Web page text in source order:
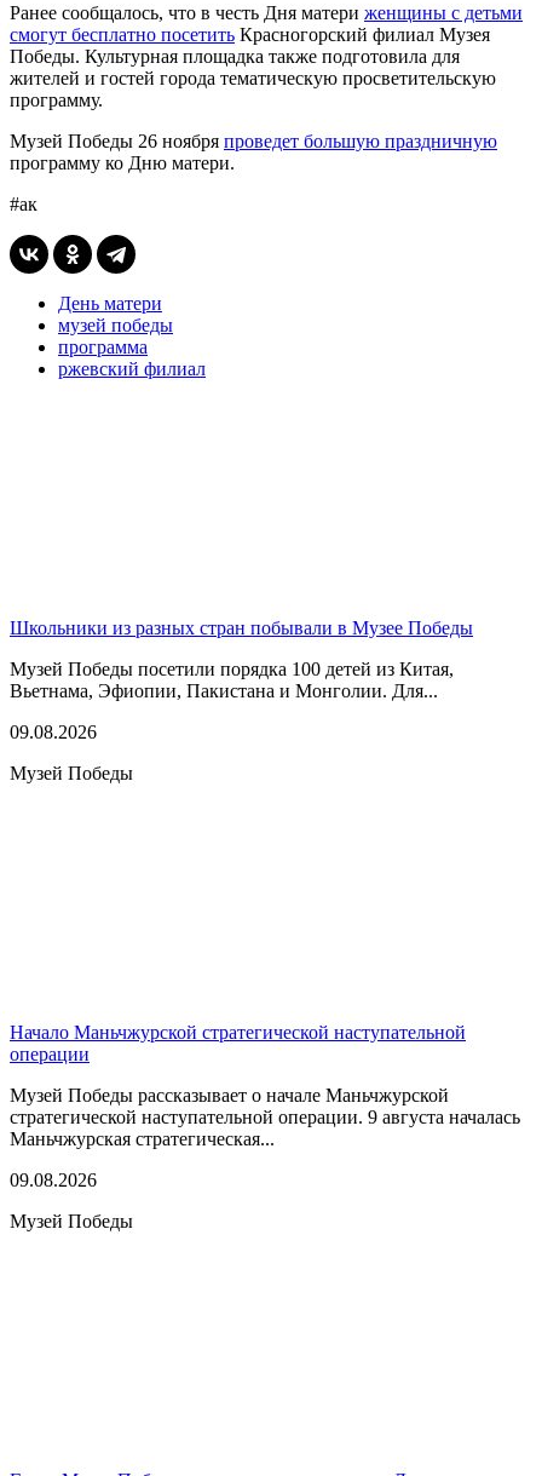
Ранее сообщалось, что в честь Дня матери женщины с детьми
смогут бесплатно посетить Красногорский филиал Музея
Победы. Культурная площадка также подготовила для
жителей и гостей города тематическую просветительскую
программу.
Музей Победы 26 ноября проведет большую праздничную
программу ко Дню матери.
#ак
День матери
музей победы
программа
ржевский филиал
Школьники из разных стран побывали в Музее Победы
Музей Победы посетили порядка 100 детей из Китая,
Вьетнама, Эфиопии, Пакистана и Монголии. Для...
09.08.2026
Музей Победы
Начало Маньчжурской стратегической наступательной
операции
Музей Победы рассказывает о начале Маньчжурской
стратегической наступательной операции. 9 августа началась
Маньчжурская стратегическая...
09.08.2026
Музей Победы